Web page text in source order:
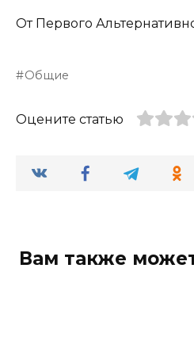
От Первого
Общие
Оцените статью
Вам также